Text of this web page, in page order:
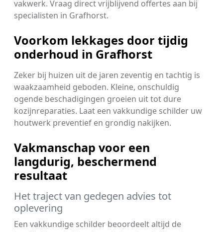
vakwerk. Vraag direct vrijblijvend offertes aan bij
specialisten in Grafhorst.
Voorkom lekkages door tijdig
onderhoud in Grafhorst
Zeker bij huizen uit de jaren zeventig en tachtig is
waakzaamheid geboden. Kleine, onschuldig
ogende beschadigingen groeien uit tot dure
kozijnreparaties. Laat een vakkundige schilder uw
houtwerk preventief en grondig nakijken.
Vakmanschap voor een
langdurig, beschermend
resultaat
Het traject van gedegen advies tot
oplevering
Een vakkundige schilder beoordeelt altijd de